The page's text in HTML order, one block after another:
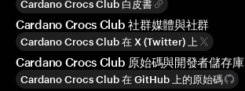
Cardano Crocs Club 白皮書
Cardano Crocs Club 社群媒體與社群
Cardano Crocs Club 在 X (Twitter) 上
Cardano Crocs Club 原始碼與開發者儲存庫
Cardano Crocs Club 在 GitHub 上的原始碼